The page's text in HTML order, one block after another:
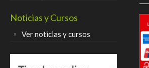
Noticias y Cursos
Ver noticias y cursos